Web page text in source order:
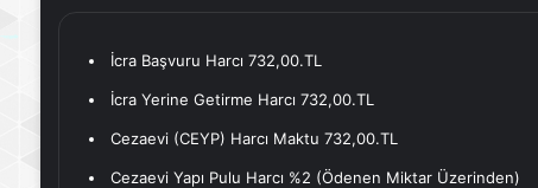
İcra Başvuru Harcı 732,00.TL
İcra Yerine Getirme Harcı 732,00.TL
Cezaevi (CEYP) Harcı Maktu 732,00.TL
Cezaevi Yapı Pulu Harcı %2 (Ödenen Miktar Üzerinden)